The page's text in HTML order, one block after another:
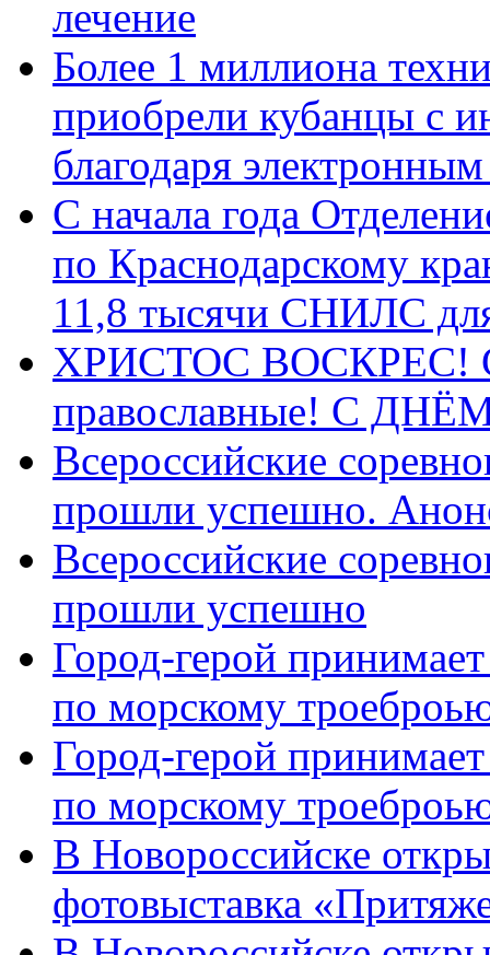
лечение
Более 1 миллиона
приобрели кубанцы с
благодаря
С начала года
по Краснодарскому
11,8 тысячи СНИЛС
ХРИСТОС ВОСКРЕС! С
православные! C
Всероссийские
прошли успешно.
Всероссийские
прошли успешно
Город-герой
по морскому
Город-герой
по морскому
В Новороссийске
фотовыставка